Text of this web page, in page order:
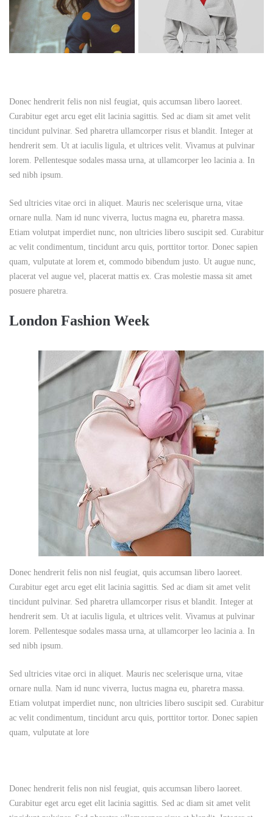
Donec hendrerit felis non nisl feugiat, quis accumsan libero laoreet.
Curabitur eget arcu eget elit lacinia sagittis. Sed ac diam sit amet velit
tincidunt pulvinar. Sed pharetra ullamcorper risus et blandit. Integer at
hendrerit sem. Ut at iaculis ligula, et ultrices velit. Vivamus at pulvinar
lorem. Pellentesque sodales massa urna, at ullamcorper leo lacinia a. In
sed nibh ipsum.
Sed ultricies vitae orci in aliquet. Mauris nec scelerisque urna, vitae
ornare nulla. Nam id nunc viverra, luctus magna eu, pharetra massa.
Etiam volutpat imperdiet nunc, non ultricies libero suscipit sed. Curabitur
ac velit condimentum, tincidunt arcu quis, porttitor tortor. Donec sapien
quam, vulputate at lorem et, commodo bibendum justo. Ut augue nunc,
placerat vel augue vel, placerat mattis ex. Cras molestie massa sit amet
posuere pharetra.
London Fashion Week
Donec hendrerit felis non nisl feugiat, quis accumsan libero laoreet.
Curabitur eget arcu eget elit lacinia sagittis. Sed ac diam sit amet velit
tincidunt pulvinar. Sed pharetra ullamcorper risus et blandit. Integer at
hendrerit sem. Ut at iaculis ligula, et ultrices velit. Vivamus at pulvinar
lorem. Pellentesque sodales massa urna, at ullamcorper leo lacinia a. In
sed nibh ipsum.
Sed ultricies vitae orci in aliquet. Mauris nec scelerisque urna, vitae
ornare nulla. Nam id nunc viverra, luctus magna eu, pharetra massa.
Etiam volutpat imperdiet nunc, non ultricies libero suscipit sed. Curabitur
ac velit condimentum, tincidunt arcu quis, porttitor tortor. Donec sapien
quam, vulputate at lore
Donec hendrerit felis non nisl feugiat, quis accumsan libero laoreet.
Curabitur eget arcu eget elit lacinia sagittis. Sed ac diam sit amet velit